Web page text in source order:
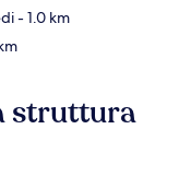
- 1.0 km
struttura